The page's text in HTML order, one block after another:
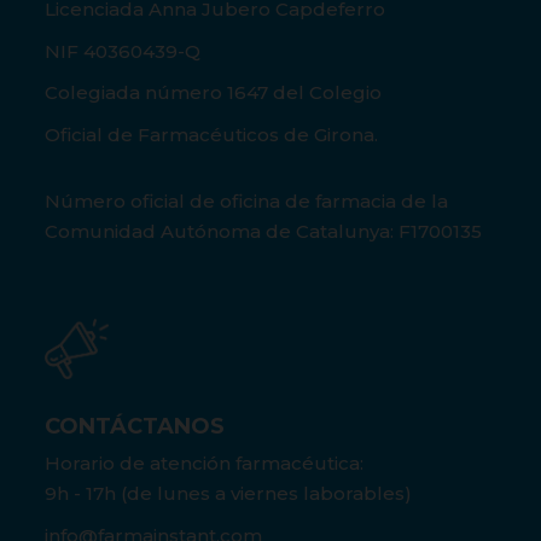
Licenciada Anna Jubero Capdeferro
NIF 40360439-Q
Colegiada número 1647 del Colegio
Oficial de Farmacéuticos de Girona.
Número oficial de oficina de farmacia de la
Comunidad Autónoma de Catalunya: F1700135
CONTÁCTANOS
Horario de atención farmacéutica:
9h - 17h (de lunes a viernes laborables)
info@farmainstant.com